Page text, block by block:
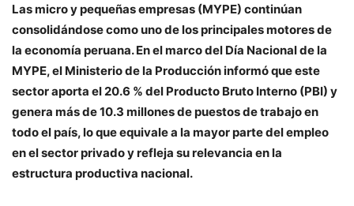
Las micro y pequeñas empresas (MYPE) continúan
consolidándose como uno de los principales motores de
la economía peruana. En el marco del Día Nacional de la
MYPE, el Ministerio de la Producción informó que este
sector aporta el 20.6 % del Producto Bruto Interno (PBI) y
genera más de 10.3 millones de puestos de trabajo en
todo el país, lo que equivale a la mayor parte del empleo
en el sector privado y refleja su relevancia en la
estructura productiva nacional.